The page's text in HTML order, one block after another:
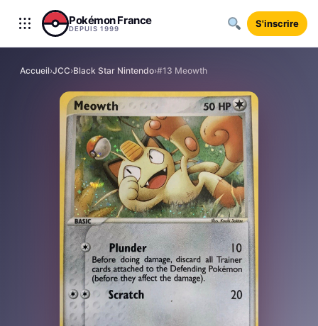
Aller au contenu
Pokémon France
DEPUIS 1999 S'inscrire
Accueil›JCC›Black Star Nintendo›#13 Meowth